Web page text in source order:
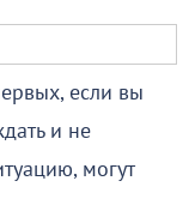
если вы
и не
могут